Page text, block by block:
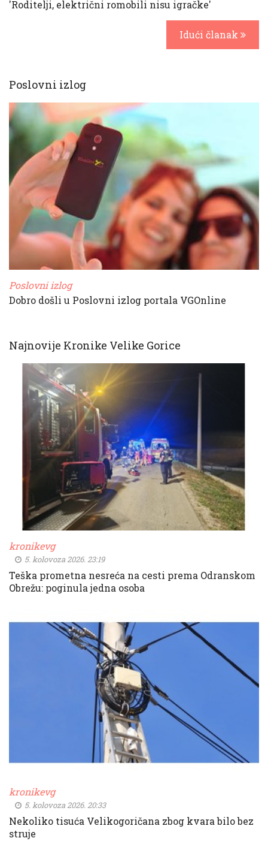
'Roditelji, električni romobili nisu igračke'
Idući članak
Poslovni izlog
Poslovni izlog
Dobro došli u Poslovni izlog portala VGOnline
Najnovije Kronike Velike Gorice
kronikevg
5. kolovoza 2026. 23:19
Teška prometna nesreća na cesti prema Odranskom
Obrežu: poginula jedna osoba
kronikevg
5. kolovoza 2026. 20:33
Nekoliko tisuća Velikogoričana zbog kvara bilo bez
struje